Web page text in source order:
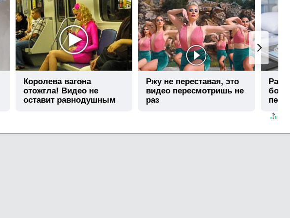
Королева вагона
отожгла! Видео не
оставит равнодушным
Ржу не переставая, это
видео пересмотришь не
раз
Рак